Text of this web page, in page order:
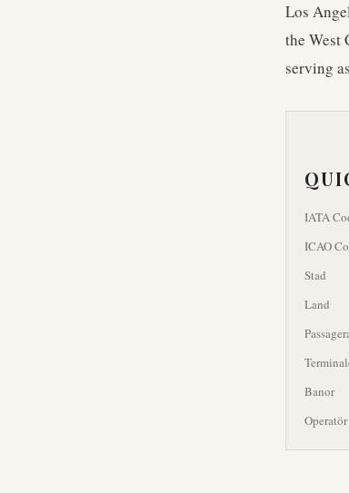
Los
the West
serving
IATA
ICAO
Stad
Land
Banor
Operatör